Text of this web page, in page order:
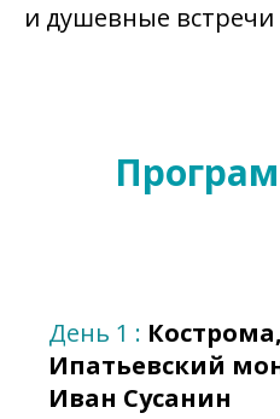
и душевные встречи
День 1 : Кострома,
Ипатьевский
Иван Сусанин